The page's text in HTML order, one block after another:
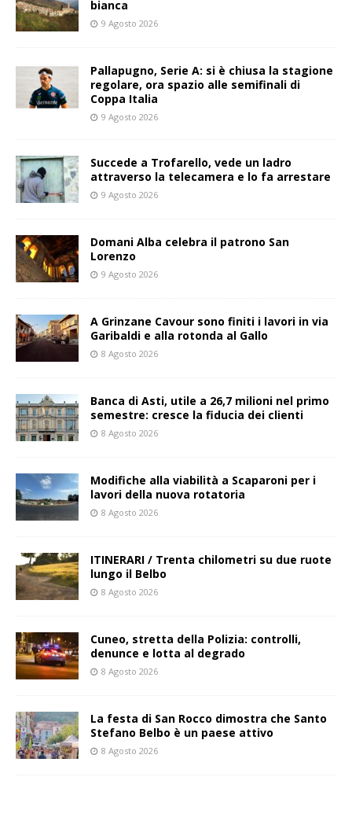
bianca
9 Agosto 2026
Pallapugno, Serie A: si è chiusa la stagione
regolare, ora spazio alle semifinali di
Coppa Italia
9 Agosto 2026
Succede a Trofarello, vede un ladro
attraverso la telecamera e lo fa arrestare
9 Agosto 2026
Domani Alba celebra il patrono San
Lorenzo
9 Agosto 2026
A Grinzane Cavour sono finiti i lavori in via
Garibaldi e alla rotonda al Gallo
8 Agosto 2026
Banca di Asti, utile a 26,7 milioni nel primo
semestre: cresce la fiducia dei clienti
8 Agosto 2026
Modifiche alla viabilità a Scaparoni per i
lavori della nuova rotatoria
8 Agosto 2026
ITINERARI / Trenta chilometri su due ruote
lungo il Belbo
8 Agosto 2026
Cuneo, stretta della Polizia: controlli,
denunce e lotta al degrado
8 Agosto 2026
La festa di San Rocco dimostra che Santo
Stefano Belbo è un paese attivo
8 Agosto 2026